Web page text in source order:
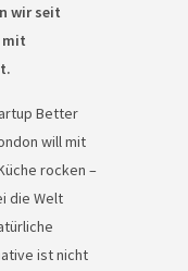
wir seit
mit
Better
will mit
rocken –
die Welt
ist nicht